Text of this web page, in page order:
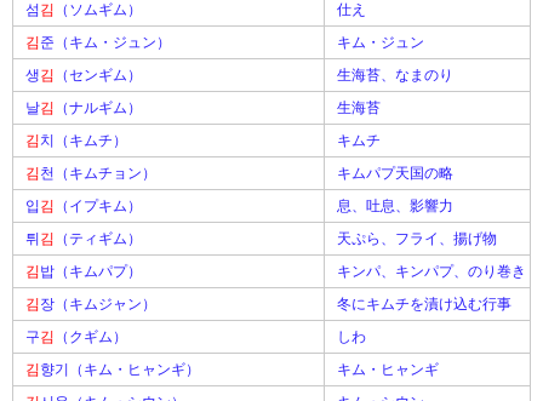
섬 김 （ソムギム）
仕え
김 준（キム・ジュン）
キム・ジュン
생김 （センギム）
生海苔、なまのり
날김 （ナルギム）
生海苔
김 치（キムチ）
キムチ
김 천（キムチョン）
キムパプ天国の略
입 김 （イプキム）
息、吐息、影響力
튀 김 （ティギム）
天ぷら、フライ、揚げ物
김 밥（キムパプ）
キンパ、キンパプ、のり巻き
김 장（キムジャン）
冬にキムチを漬け込む行事
구김 （クギム）
しわ
김 향기（キム・ヒャンギ）
キム・ヒャンギ